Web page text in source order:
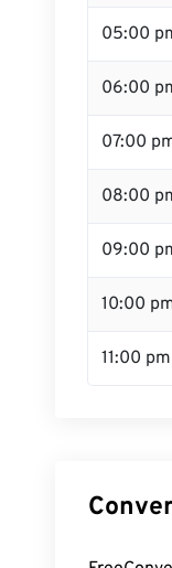
05:00
06:00
07:00
08:00
09:00
10:00
11:00